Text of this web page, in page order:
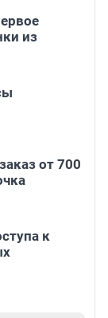
из
от 700
к